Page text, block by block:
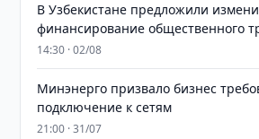
В Узбекистане предложили
финансирование общественного
14:30 · 02/08
Минэнерго призвало бизнес
подключение к сетям
21:00 · 31/07